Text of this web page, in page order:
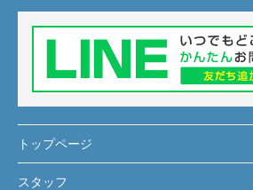
トップページ
スタッフ